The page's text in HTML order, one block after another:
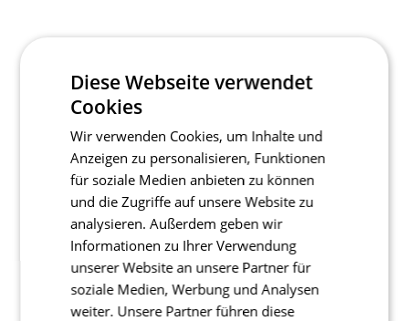
Perfekter Sitz und kein Hochrutschen dank Silikonstreifen am Bund.
Diese Webseite verwendet
Cookies
Wir verwenden Cookies, um Inhalte und
Anzeigen zu personalisieren, Funktionen
für soziale Medien anbieten zu können
und die Zugriffe auf unsere Website zu
analysieren. Außerdem geben wir
Informationen zu Ihrer Verwendung
unserer Website an unsere Partner für
soziale Medien, Werbung und Analysen
weiter. Unsere Partner führen diese